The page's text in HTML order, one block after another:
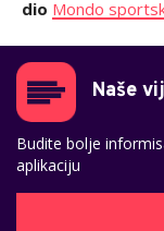
dio Mondo
Naše
Budite bolje
aplikaciju